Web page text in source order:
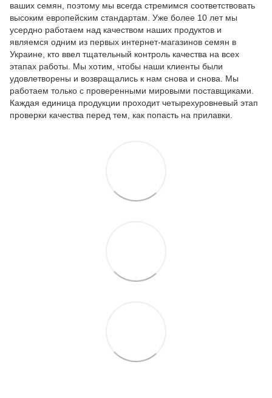
ваших семян, поэтому мы всегда стремимся соответствовать
высоким европейским стандартам. Уже более 10 лет мы
усердно работаем над качеством наших продуктов и
являемся одним из первых интернет-магазинов семян в
Украине, кто ввел тщательный контроль качества на всех
этапах работы. Мы хотим, чтобы наши клиенты были
удовлетворены и возвращались к нам снова и снова. Мы
работаем только с проверенными мировыми поставщиками.
Каждая единица продукции проходит четырехуровневый этап
проверки качества перед тем, как попасть на прилавки.